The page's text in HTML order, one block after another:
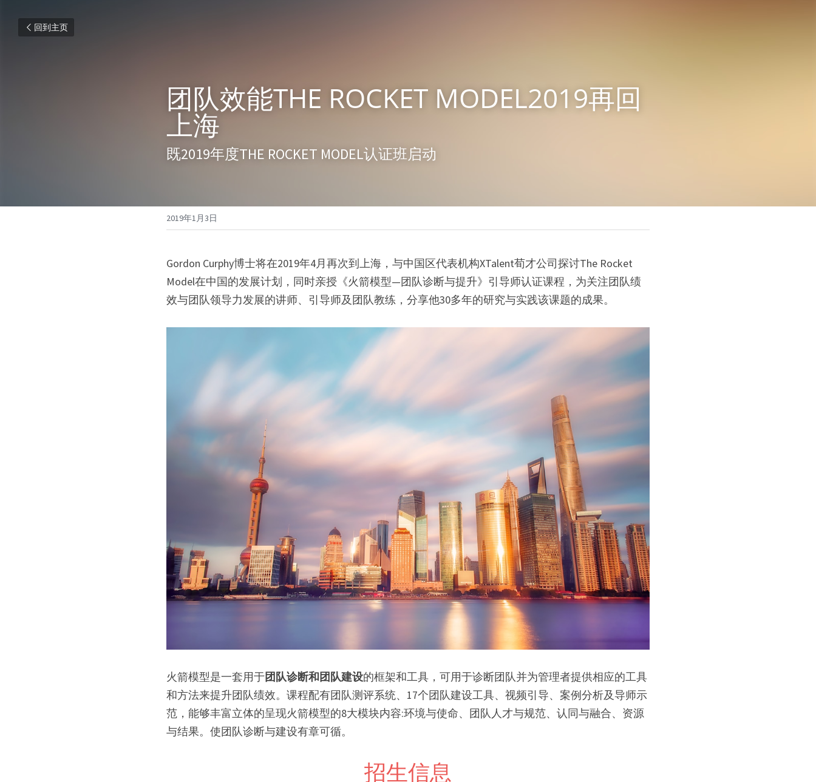
回到主页
团队效能THE ROCKET MODEL2019再回
上海
既2019年度THE ROCKET MODEL认证班启动
2019年1月3日
Gordon Curphy博士将在2019年4月再次到上海，与中国区代表机构XTalent荀才公司探讨The Rocket
Model在中国的发展计划，同时亲授《火箭模型—团队诊断与提升》引导师认证课程，为关注团队绩
效与团队领导力发展的讲师、引导师及团队教练，分享他30多年的研究与实践该课题的成果。
火箭模型是一套用于团队诊断和团队建设的框架和工具，可用于诊断团队并为管理者提供相应的工具
和方法来提升团队绩效。课程配有团队测评系统、17个团队建设工具、视频引导、案例分析及导师示
范，能够丰富立体的呈现火箭模型的8大模块内容:环境与使命、团队人才与规范、认同与融合、资源
与结果。使团队诊断与建设有章可循。
招生信息